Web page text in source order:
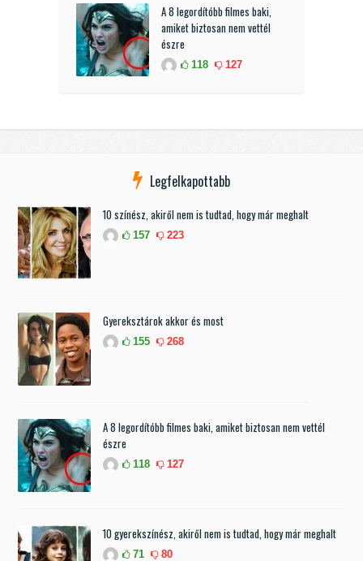
A 8 legordítóbb filmes baki,
amiket biztosan nem vettél
észre
118 127
Legfelkapottabb
10 színész, akiről nem is tudtad, hogy már meghalt
157 223
Gyereksztárok akkor és most
155 268
A 8 legordítóbb filmes baki, amiket biztosan nem vettél
észre
118 127
10 gyerekszínész, akiről nem is tudtad, hogy már meghalt
71 80